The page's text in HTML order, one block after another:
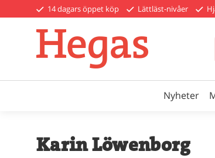
14 dagars öppet köp Lättläst-nivåer
Nyheter
Karin Löwenborg